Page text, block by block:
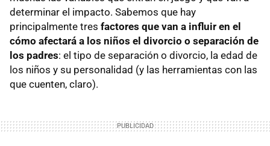
determinar el impacto. Sabemos que hay
principalmente tres factores que van a influir en el
cómo afectará a los niños el divorcio o separación de
los padres: el tipo de separación o divorcio, la edad de
los niños y su personalidad (y las herramientas con las
que cuenten, claro).